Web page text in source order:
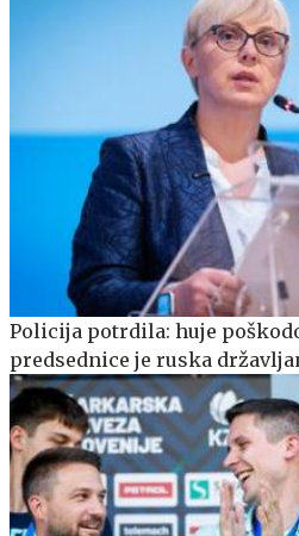
Policija potrdila: huje
predsednice je ruska